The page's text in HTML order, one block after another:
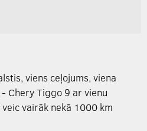
viens ceļojums, viena
Chery Tiggo 9 ar vienu
vairāk nekā 1000 km